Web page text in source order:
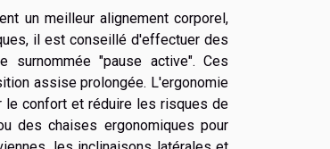
un meilleur alignement corporel,
il est conseillé d'effectuer des
"pause active". Ces
assise prolongée. L'ergonomie
le confort et réduire les risques de
des chaises ergonomiques pour